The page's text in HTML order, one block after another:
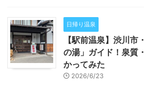
日帰り温泉
【駅前温泉】渋川市
の湯」ガイド！泉質
かってみた
2026/6/23